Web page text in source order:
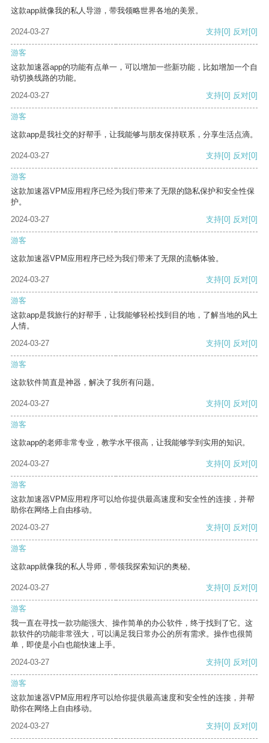
这款app就像我的私人导游，带我领略世界各地的美景。
2024-03-27 支持[0] 反对[0]
游客
这款加速器app的功能有点单一，可以增加一些新功能，比如增加一个自
动切换线路的功能。
2024-03-27
支持[0] 反对[0]
游客
这款app是我社交的好帮手，让我能够与朋友保持联系，分享生活点滴。
2024-03-27 支持[0] 反对[0]
游客
这款加速器VPM应用程序已经为我们带来了无限的隐私保护和安全性保
护。
2024-03-27
支持[0] 反对[0]
游客
这款加速器VPM应用程序已经为我们带来了无限的流畅体验。
2024-03-27 支持[0] 反对[0]
游客
这款app是我旅行的好帮手，让我能够轻松找到目的地，了解当地的风土
人情。
2024-03-27
支持[0] 反对[0]
游客
这款软件简直是神器，解决了我所有问题。
2024-03-27 支持[0] 反对[0]
游客
这款app的老师非常专业，教学水平很高，让我能够学到实用的知识。
2024-03-27 支持[0] 反对[0]
游客
这款加速器VPM应用程序可以给你提供最高速度和安全性的连接，并帮
助你在网络上自由移动。
2024-03-27
支持[0] 反对[0]
游客
这款app就像我的私人导师，带领我探索知识的奥秘。
2024-03-27 支持[0] 反对[0]
游客
我一直在寻找一款功能强大、操作简单的办公软件，终于找到了它。这
款软件的功能非常强大，可以满足我日常办公的所有需求。操作也很简
单，即使是小白也能快速上手。
2024-03-27
支持[0] 反对[0]
游客
这款加速器VPM应用程序可以给你提供最高速度和安全性的连接，并帮
助你在网络上自由移动。
2024-03-27
支持[0] 反对[0]